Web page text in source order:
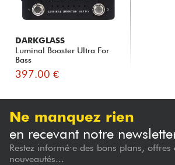
DARKGLASS
Luminal Booster Ultra For
Bass
397.00 €
Ne manquez rien
en recevant notre
Restez informé·e des bons plans, offres
nouveautés...